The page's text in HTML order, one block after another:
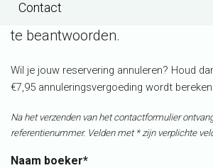
Contact
uiterste best jouw bericht zo
te beantwoorden.
Wil je jouw reservering annuleren? Houd
€7,95 annuleringsvergoeding wordt
Na het verzenden van het contactformulier
referentienummer. Velden met * zijn verplichte
Naam boeker*